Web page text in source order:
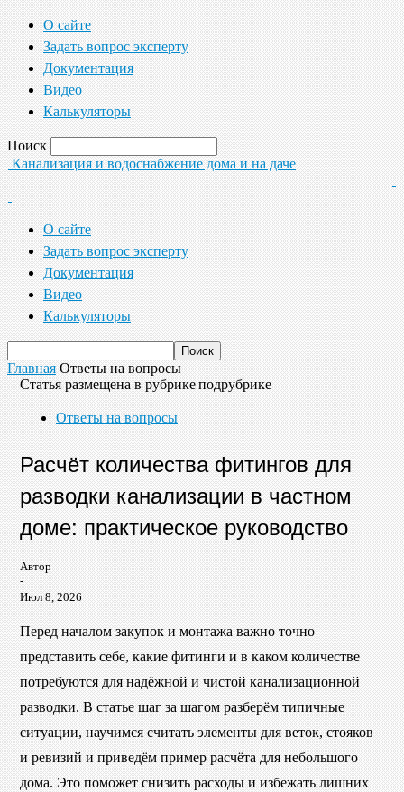
О сайте
Задать вопрос эксперту
Документация
Видео
Калькуляторы
Поиск
Канализация и водоснабжение дома и на даче
О сайте
Задать вопрос эксперту
Документация
Видео
Калькуляторы
Главная Ответы на вопросы
Статья размещена в рубрике|подрубрике
Ответы на вопросы
Расчёт количества фитингов для
разводки канализации в частном
доме: практическое руководство
Автор
-
Июл 8, 2026
Перед началом закупок и монтажа важно точно
представить себе, какие фитинги и в каком количестве
потребуются для надёжной и чистой канализационной
разводки. В статье шаг за шагом разберём типичные
ситуации, научимся считать элементы для веток, стояков
и ревизий и приведём пример расчёта для небольшого
дома. Это поможет снизить расходы и избежать лишних